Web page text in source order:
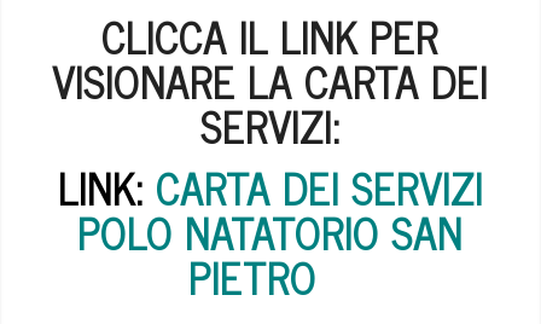
CLICCA IL LINK PER
VISIONARE LA CARTA DEI
SERVIZI:
LINK: CARTA DEI SERVIZI
POLO NATATORIO SAN
PIETRO